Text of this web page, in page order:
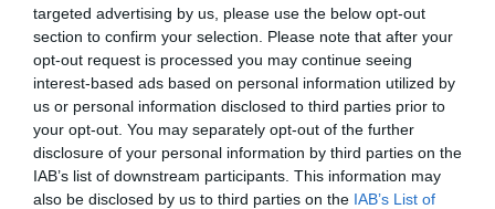
targeted advertising by us, please use the below opt-out
section to confirm your selection. Please note that after your
opt-out request is processed you may continue seeing
interest-based ads based on personal information utilized by
us or personal information disclosed to third parties prior to
your opt-out. You may separately opt-out of the further
disclosure of your personal information by third parties on the
IAB’s list of downstream participants. This information may
also be disclosed by us to third parties on the IAB’s List of
Per tot plegat, les patronals adverteixen a Bonet
sobre les "serioses conseqüències legals" per a la
IMET i l'Ajuntament i insta aquestes
administracions a concedir "de forma immediata"
les llicències denegades i a rescabalar els
operadors per les sancions imposades "de forma